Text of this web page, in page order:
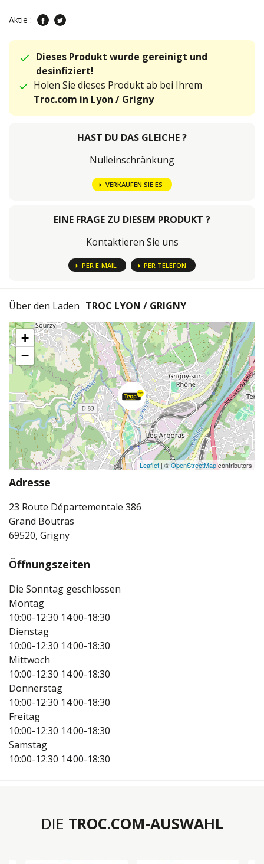
Aktie :
Dieses Produkt wurde gereinigt und
desinfiziert!
Holen Sie dieses Produkt ab bei Ihrem
Troc.com in Lyon / Grigny
HAST DU DAS GLEICHE ?
Nulleinschränkung
VERKAUFEN SIE ES
EINE FRAGE ZU DIESEM PRODUKT ?
Kontaktieren Sie uns
PER E-MAIL PER TELEFON
Über den Laden TROC LYON / GRIGNY
+
−
Leaflet | ©OpenStreetMapcontributors
Adresse
23 Route Départementale 386
Grand Boutras
69520, Grigny
Öffnungszeiten
Die Sonntag geschlossen
Montag
10:00-12:30 14:00-18:30
Dienstag
10:00-12:30 14:00-18:30
Mittwoch
10:00-12:30 14:00-18:30
Donnerstag
10:00-12:30 14:00-18:30
Freitag
10:00-12:30 14:00-18:30
Samstag
10:00-12:30 14:00-18:30
DIE TROC.COM-AUSWAHL